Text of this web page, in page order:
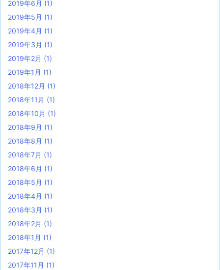
2019年6月 (1)
2019年5月 (1)
2019年4月 (1)
2019年3月 (1)
2019年2月 (1)
2019年1月 (1)
2018年12月 (1)
2018年11月 (1)
2018年10月 (1)
2018年9月 (1)
2018年8月 (1)
2018年7月 (1)
2018年6月 (1)
2018年5月 (1)
2018年4月 (1)
2018年3月 (1)
2018年2月 (1)
2018年1月 (1)
2017年12月 (1)
2017年11月 (1)